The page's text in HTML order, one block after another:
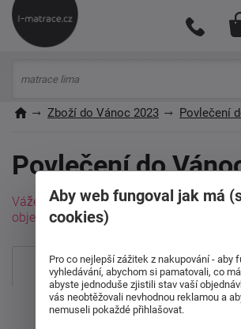
Zboží do Vánoc 2023 Povlečení
Povlečení do
Vážení zákazníci, povlečení vedené
objednání do 22.12. do 10:00 doručíme
Nejprodávanější
Od nejdražšího
Aby web fungoval jak má
cookies)
Pro co nejlepší zážitek z nakupování - aby
vyhledávání, abychom si pamatovali, co
abyste jednoduše zjistili stav vaší
vás neobtěžovali nevhodnou reklamou a
nemuseli pokaždé přihlašovat.